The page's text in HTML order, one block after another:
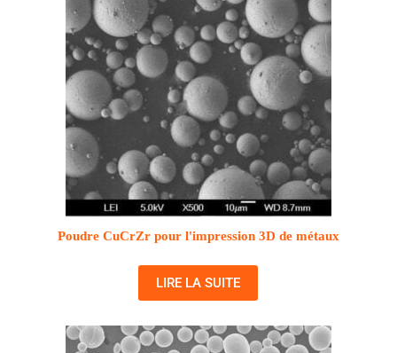
Poudre CuCrZr pour l'impression 3D de métaux
LIRE LA SUITE